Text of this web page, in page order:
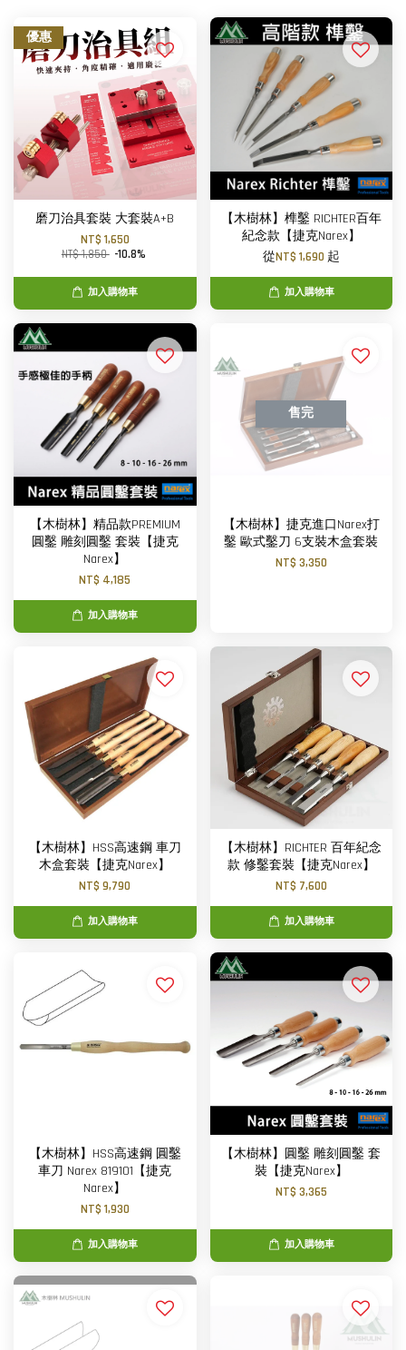
優惠
磨刀治具套裝 大套裝A+B
NT$ 1,650
NT$ 1,850 -10.8%
加入購物車
【木樹林】榫鑿 RICHTER百年
紀念款【捷克Narex】
從NT$ 1,690 起
加入購物車
【木樹林】精品款PREMIUM
圓鑿 雕刻圓鑿 套裝【捷克
Narex】
NT$ 4,185
加入購物車
售完
【木樹林】捷克進口Narex打
鑿 歐式鑿刀 6支裝木盒套裝
NT$ 3,350
【木樹林】HSS高速鋼 車刀
木盒套裝【捷克Narex】
NT$ 9,790
加入購物車
【木樹林】RICHTER 百年紀念
款 修鑿套裝【捷克Narex】
NT$ 7,600
加入購物車
【木樹林】HSS高速鋼 圓鑿
車刀 Narex 819101【捷克
Narex】
NT$ 1,930
加入購物車
【木樹林】圓鑿 雕刻圓鑿 套
裝【捷克Narex】
NT$ 3,365
加入購物車